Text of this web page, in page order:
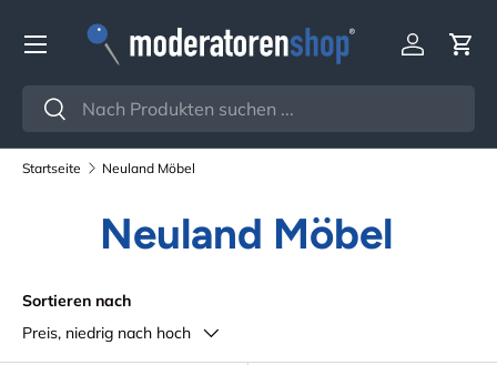
Direkt zum Inhalt
Suchen
Suchen
Einloggen
Menü
Startseite Neuland Möbel
Neuland Möbel
Sortieren nach
Preis, niedrig nach hoch